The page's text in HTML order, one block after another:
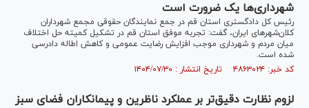
شهرداری‌ها یک ضرورت است
رئیس کل دادگستری استان قم در جمع نمایندگان حقوقی مجمع شهرداران
کلان‌شهر‌های ایران، گفت: تجربه موفق استان قم در تشکیل کمیته حل اختلاف
میان مردم و شهرداری موجب افزایش رضایت عمومی و کاهش اطاله دادرسی
شده است.
کد خبر: ۴۸۶۳۰۲۴ تاریخ انتشار : ۱۴۰۴/۰۷/۳۰
لزوم نظارت دقیق‌تر بر عملکرد ناظرین و پیمانکاران فضای سبز